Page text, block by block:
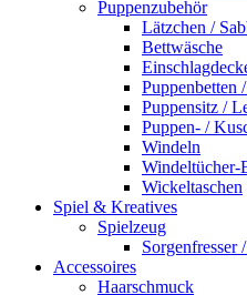
Puppenzubehör
Lätzchen /
Bettwäsche
Puppenbetten
Puppensitz /
Puppen- /
Windeln
Windeltücher-
Wickeltaschen
Spiel & Kreatives
Spielzeug
Sorgenfresser
Accessoires
Haarschmuck